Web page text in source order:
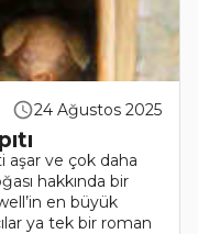
24 Ağustos 2025
aşar ve çok daha
hakkında bir
en büyük
ya tek bir roman